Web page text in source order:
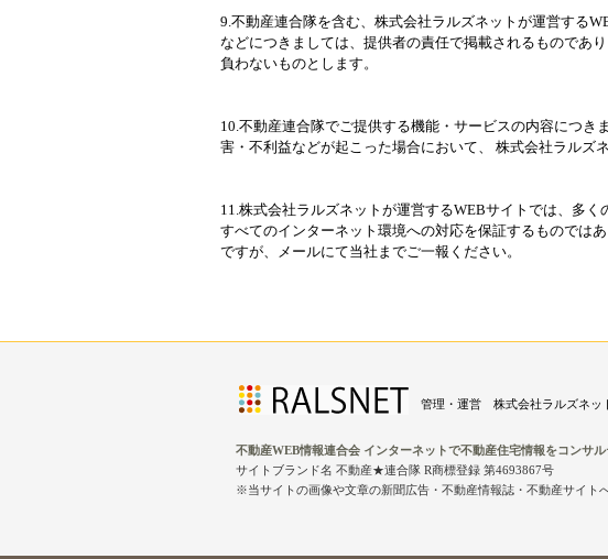
9.不動産連合隊を含む、株式会社ラルズネットが運営する
などにつきましては、提供者の責任で掲載されるものであ
負わないものとします。
10.不動産連合隊でご提供する機能・サービスの内容につ
害・不利益などが起こった場合において、 株式会社ラルズ
11.株式会社ラルズネットが運営するWEBサイトでは、多
すべてのインターネット環境への対応を保証するものでは
ですが、メールにて当社までご一報ください。
管理・運営 株式会社ラルズネッ
不動産WEB情報連合会 インターネットで不動産住宅情報をコンサ
サイトブランド名 不動産★連合隊 R商標登録 第4693867号
※当サイトの画像や文章の新聞広告・不動産情報誌・不動産サイト